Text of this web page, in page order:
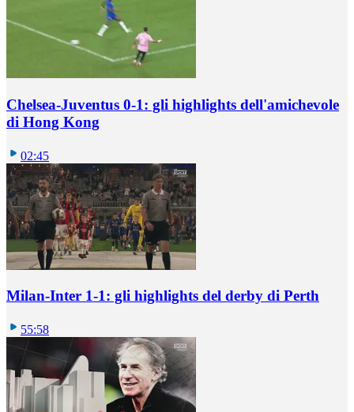
Chelsea-Juventus 0-1: gli highlights dell'amichevole
di Hong Kong
02:45
Milan-Inter 1-1: gli highlights del derby di Perth
55:58